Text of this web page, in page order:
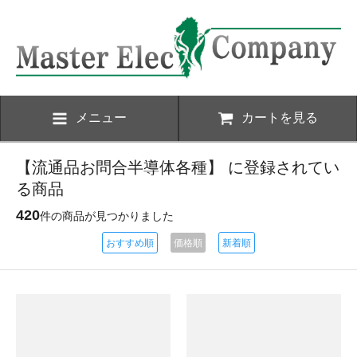
メニュー カートを見る
【流通品お問合半導体各種】 に登録されてい
る商品
420件の商品が見つかりました
おすすめ順 価格順 新着順